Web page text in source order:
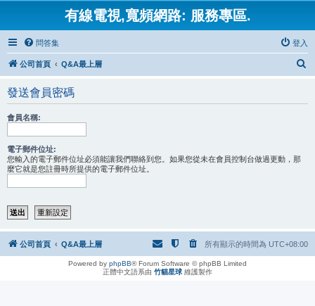
有線電視,寬頻網路: 服務專區.
問答集 登入
公司首頁 Q&A最上層
發送會員密碼
會員名稱:
電子郵件位址:
您輸入的電子郵件位址必須能讓我們聯絡到您。如果您從未在會員控制台做過更動，那
麼它就是您註冊時所提供的電子郵件位址。
公司首頁 Q&A最上層 所有顯示的時間為 UTC+08:00
Powered by phpBB® Forum Software © phpBB Limited
正體中文語系由 竹貓星球 維護製作